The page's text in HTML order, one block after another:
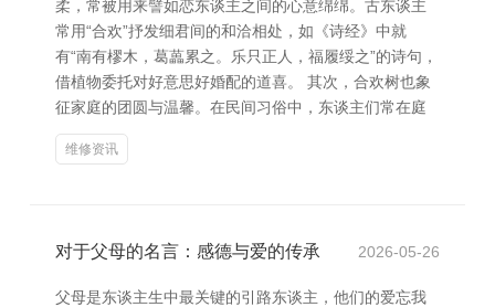
柔，常被用来譬如恋东谈主之间的心意绵绵。古东谈主
常用“合欢”抒发细君间的和洽相处，如《诗经》中就
有“南有樛木，葛藟累之。乐只正人，福履绥之”的诗句，
借植物委托对好意思好婚配的道喜。 其次，合欢树也象
征家庭的团圆与温馨。在民间习俗中，东谈主们常在庭
维修资讯
对于父母的名言：感德与爱的传承 2026-05-26
父母是东谈主生中最关键的引路东谈主，他们的爱忘我